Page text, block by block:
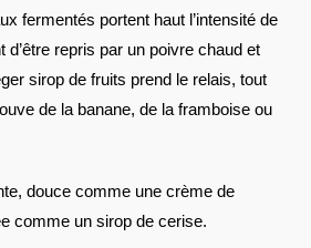
fermentés portent haut l’intensité de
d’être repris par un poivre chaud et
sirop de fruits prend le relais, tout
de la banane, de la framboise ou
douce comme une crème de
comme un sirop de cerise.